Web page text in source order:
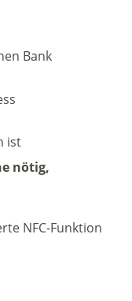
Bank
ist
nötig,
NFC-Funktion